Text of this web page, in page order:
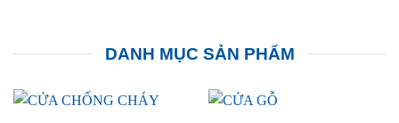
DANH MỤC SẢN PHẨM